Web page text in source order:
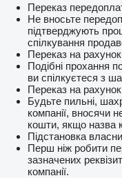
Переказ
Не вносьте
підтверджують
спілкування
Переказ на
Подібні прохання
ви спілкуєтеся з
Переказ на
Будьте пильні,
компанії, вносячи
кошти, якщо назва
Підстановка
Перш ніж робити
зазначених
компанії.